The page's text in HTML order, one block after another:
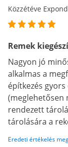
Közzétéve
Remek
Nagyon jó
alkalmas a
építkezés
(meglehetősen
rendezett
tárolására a
Eredeti értékelés